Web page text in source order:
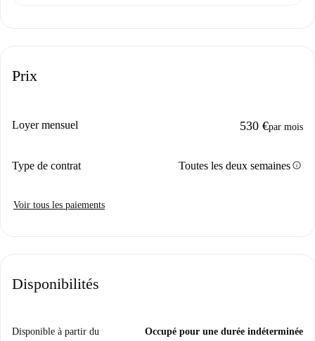
Prix
Loyer mensuel 530 €par mois
Type de contrat Toutes les deux semainesinfo
Voir tous les paiements
Disponibilités
Disponible à partir du Occupé pour une durée indéterminée